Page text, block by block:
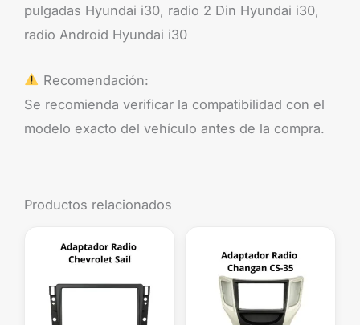
pulgadas Hyundai i30, radio 2 Din Hyundai i30,
radio Android Hyundai i30
Recomendación:
Se recomienda verificar la compatibilidad con el
modelo exacto del vehículo antes de la compra.
Productos relacionados